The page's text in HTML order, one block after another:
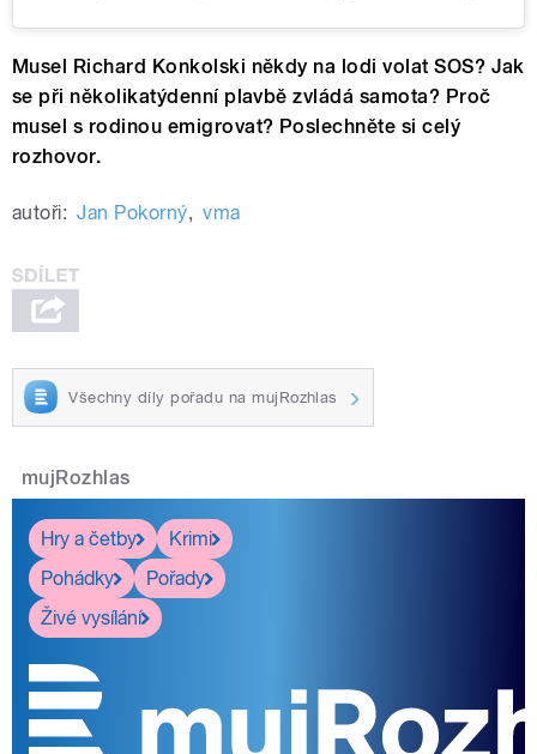
Musel Richard Konkolski někdy na lodi volat SOS? Jak
se při několikatýdenní plavbě zvládá samota? Proč
musel s rodinou emigrovat? Poslechněte si celý
rozhovor.
autoři: Jan Pokorný, vma
Všechny díly pořadu na mujRozhlas
mujRozhlas
Hry a četby
Krimi
Pohádky
Pořady
Živé vysílání